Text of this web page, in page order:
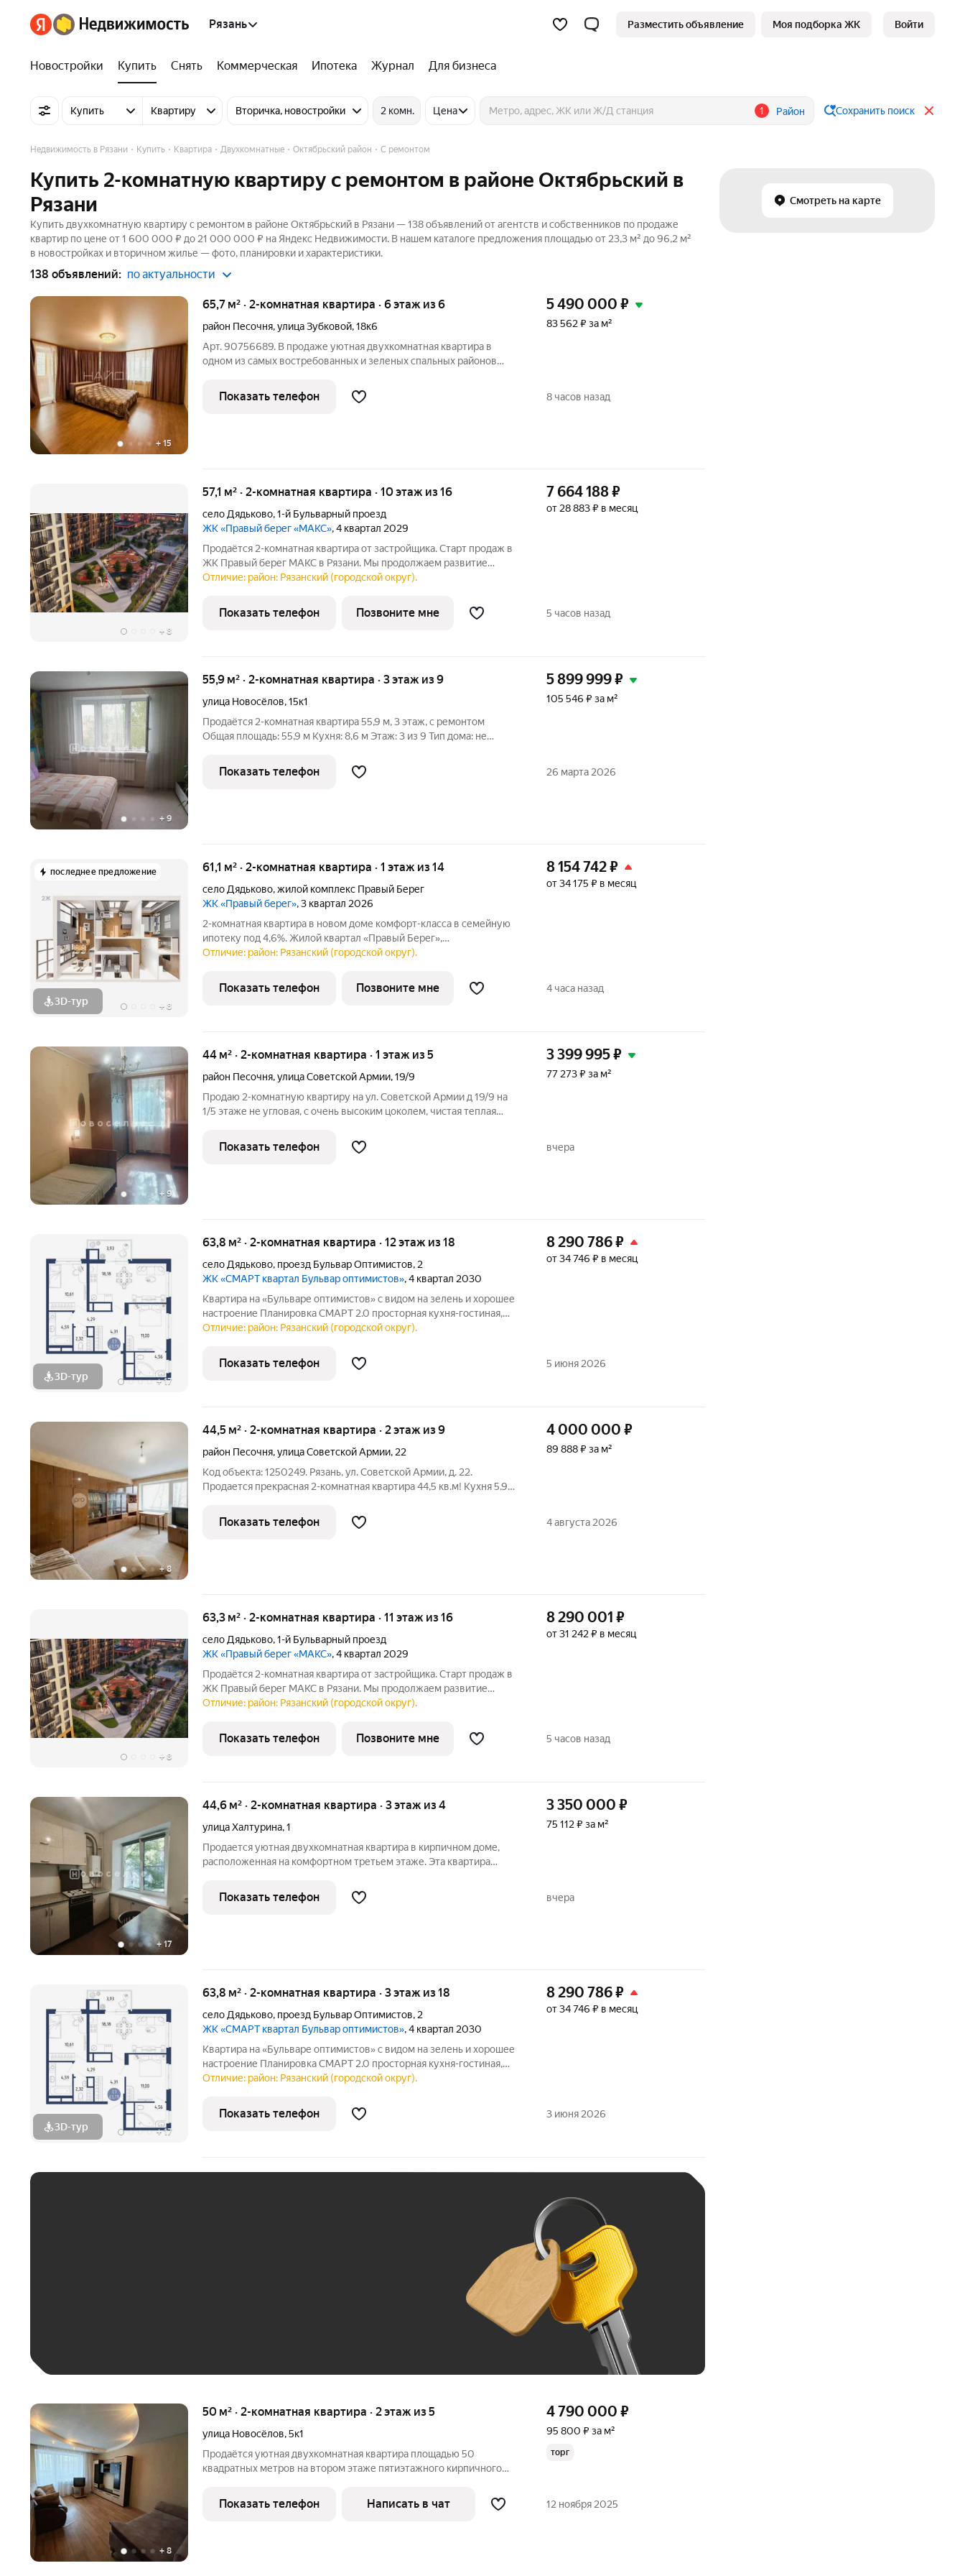
Рязань Разместить объявление Моя подборка ЖК Войти
Новостройки Купить Снять Коммерческая Ипотека Журнал Для бизнеса
Купить Квартиру Вторичка, новостройки 2 комн. Цена 1 Район Сохранить поиск
Смотреть на карте
Недвижимость в Рязани Купить Квартира Двухкомнатные Октябрьский район С ремонтом
Купить 2-комнатную квартиру с ремонтом в районе Октябрьский в
Рязани
Купить двухкомнатную квартиру с ремонтом в районе Октябрьский в Рязани — 138 объявлений от агентств и собственников по продаже
квартир по цене от 1 600 000 ₽ до 21 000 000 ₽ на Яндекс Недвижимости. В нашем каталоге предложения площадью от 23,3 м² до 96,2 м²
в новостройках и вторичном жилье — фото, планировки и характеристики.
138 объявлений: по актуальности
+ 15
65,7 м² · 2-комнатная квартира · 6 этаж из 6
район Песочня,улица Зубковой,18к6
Арт. 90756689. В продаже уютная двухкомнатная квартира в
одном из самых востребованных и зеленых спальных районов
надежность кирпичных стен и развитую инфраструктуру в
шаговой доступности.
5 490 000 ₽
83 562 ₽ за м²
Показать телефон 8 часов назад
+ 8
57,1 м² · 2-комнатная квартира · 10 этаж из 16
село Дядьково,1-й Бульварный проезд
ЖК «Правый берег «МАКС», 4 квартал 2029
Продаётся 2-комнатная квартира от застройщика. Старт продаж в
ЖК Правый берег МАКС в Рязани. Мы продолжаем развитие
топовой локации и наполняем её ВЕСЬМА НЕСКРОМНЫМИ
любой сценарий жизни.
7 664 188₽
от 28 883 ₽ в месяц
Отличие: район: Рязанский (городской округ).
Показать телефон Позвоните мне 5 часов назад
+ 9
55,9 м² · 2-комнатная квартира · 3 этаж из 9
улица Новосёлов,15к1
Продаётся 2-комнатная квартира 55,9 м, 3 этаж, с ремонтом
Общая площадь: 55,9 м Кухня: 8,6 м Этаж: 3 из 9 Тип дома: не
детскую площадку Ремонт: сделан, изолированные комнаты Торг:
возможен
5 899 999₽
105 546 ₽ за м²
Показать телефон 26 марта 2026
последнее предложение
3D-тур + 8
61,1 м² · 2-комнатная квартира · 1 этаж из 14
село Дядьково,жилой комплекс Правый Берег
ЖК «Правый берег», 3 квартал 2026
2-комнатная квартира в новом доме комфорт-класса в семейную
ипотеку под 4,6%. Жилой квартал «Правый Берег»,
расположенный по улице Большая, это пример настоящей
Квартира, готовая к финишному
8 154 742₽
от 34 175 ₽ в месяц
Отличие: район: Рязанский (городской округ).
Показать телефон Позвоните мне 4 часа назад
+ 9
44 м² · 2-комнатная квартира · 1 этаж из 5
район Песочня,улица Советской Армии,19/9
Продаю 2-комнатную квартиру на ул. Советской Армии д 19/9 на
1/5 этаже не угловая, с очень высоким цоколем, чистая теплая
расположены на две стороны ( распашонка), с частичной
мебелью! Вся развитая
3 399 995₽
77 273 ₽ за м²
Показать телефон вчера
3D-тур +17
63,8 м² · 2-комнатная квартира · 12 этаж из 18
село Дядьково, проезд Бульвар Оптимистов, 2
ЖК «СМАРТ квартал Бульвар оптимистов», 4 квартал 2030
Квартира на «Бульваре оптимистов» с видом на зелень и хорошее
настроение Планировка СМАРТ 2.0 просторная кухня-гостиная,
спальня, гардероб. Потолки выше, чем обычно, окна почти в пол в
8 290 786₽
от 34 746 ₽ в месяц
Отличие: район: Рязанский (городской округ).
Показать телефон 5 июня 2026
+8
44,5 м² · 2-комнатная квартира · 2 этаж из 9
район Песочня,улица Советской Армии, 22
Код объекта: 1250249. Рязань, ул. Советской Армии, д. 22.
Продается прекрасная 2-комнатная квартира 44,5 кв.м! Кухня 5.9
шкаф. Вся необходимая мебель и техника в наличии, останется по
4 000 000 ₽
89 888 ₽ за м²
Показать телефон 4 августа 2026
+ 8
63,3 м² · 2-комнатная квартира · 11 этаж из 16
село Дядьково,1-й Бульварный проезд
ЖК «Правый берег «МАКС», 4 квартал 2029
Продаётся 2-комнатная квартира от застройщика. Старт продаж в
ЖК Правый берег МАКС в Рязани. Мы продолжаем развитие
топовой локации и наполняем её ВЕСЬМА НЕСКРОМНЫМИ
любой сценарий жизни.
8 290 001 ₽
от 31 242 ₽ в месяц
Отличие: район: Рязанский (городской округ).
Показать телефон Позвоните мне 5 часов назад
+17
44,6 м² · 2-комнатная квартира · 3 этаж из 4
улица Халтурина,1
Продается уютная двухкомнатная квартира в кирпичном доме,
расположенная на комфортном третьем этаже. Эта квартира
желающих создать свое идеальное пространство. Внутри
квартиры вы найдете
3 350 000 ₽
75 112 ₽ за м²
Показать телефон вчера
3D-тур +17
63,8 м² · 2-комнатная квартира · 3 этаж из 18
село Дядьково, проезд Бульвар Оптимистов, 2
ЖК «СМАРТ квартал Бульвар оптимистов», 4 квартал 2030
Квартира на «Бульваре оптимистов» с видом на зелень и хорошее
настроение Планировка СМАРТ 2.0 просторная кухня-гостиная,
спальня, гардероб. Потолки выше, чем обычно, окна почти в пол в
8 290 786₽
от 34 746 ₽ в месяц
Отличие: район: Рязанский (городской округ).
Показать телефон 3 июня 2026
+ 8
50 м² · 2-комнатная квартира · 2 этаж из 5
улица Новосёлов,5к1
Продаётся уютная двухкомнатная квартира площадью 50
квадратных метров на втором этаже пятиэтажного кирпичного
улица Новосёлов, 5 к1. Жилая площадь составляет 30.5
квадратных метров (
4 790 000 ₽
95 800 ₽ за м²
торг
Показать телефон Написать в чат 12 ноября 2025